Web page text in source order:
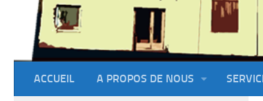
ACCUEIL A PROPOS DE NOUS